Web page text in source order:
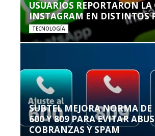
USUARIOS REPORTARON LA
INSTAGRAM EN DISTINTOS
TECNOLOGÍA
SUBTEL MEJORA NORMA DE
600 Y 809 PARA EVITAR
COBRANZAS Y SPAM